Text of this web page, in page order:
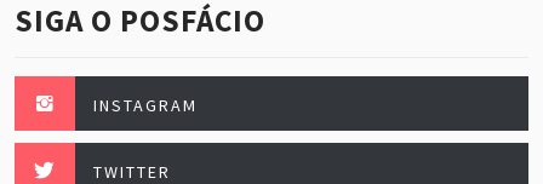
SIGA O POSFÁCIO
INSTAGRAM
TWITTER